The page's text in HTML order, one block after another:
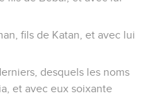
fils de Katan, et avec lui
desquels les noms
et avec eux soixante